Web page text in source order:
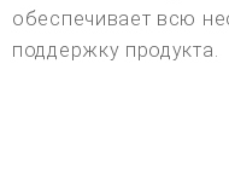
обеспечивает всю
поддержку продукта.